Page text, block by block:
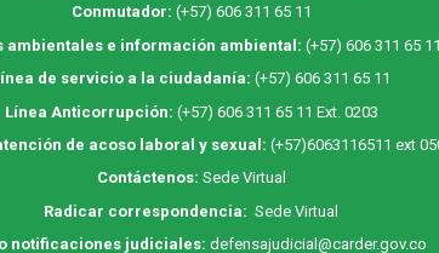
Conmutador: (+57) 606 311 65 11
ambientales e información ambiental: (+57) 606 311 65
de servicio a la ciudadanía: (+57) 606 311 65 11
Línea Anticorrupción: (+57) 606 311 65 11 Ext. 0203
de acoso laboral y sexual: (+57)6063116511 ext
Contáctenos: Sede Virtual
Radicar correspondencia: Sede Virtual
notificaciones judiciales: defensajudicial@carder.gov.co